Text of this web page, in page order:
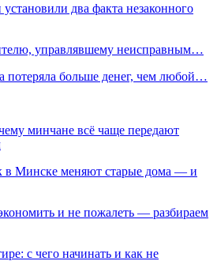
два факта незаконного
управлявшему неисправным…
потеряла больше денег, чем любой…
минчане всё чаще передают
в Минске меняют старые дома — и
и не пожалеть — разбираем
с чего начинать и как не